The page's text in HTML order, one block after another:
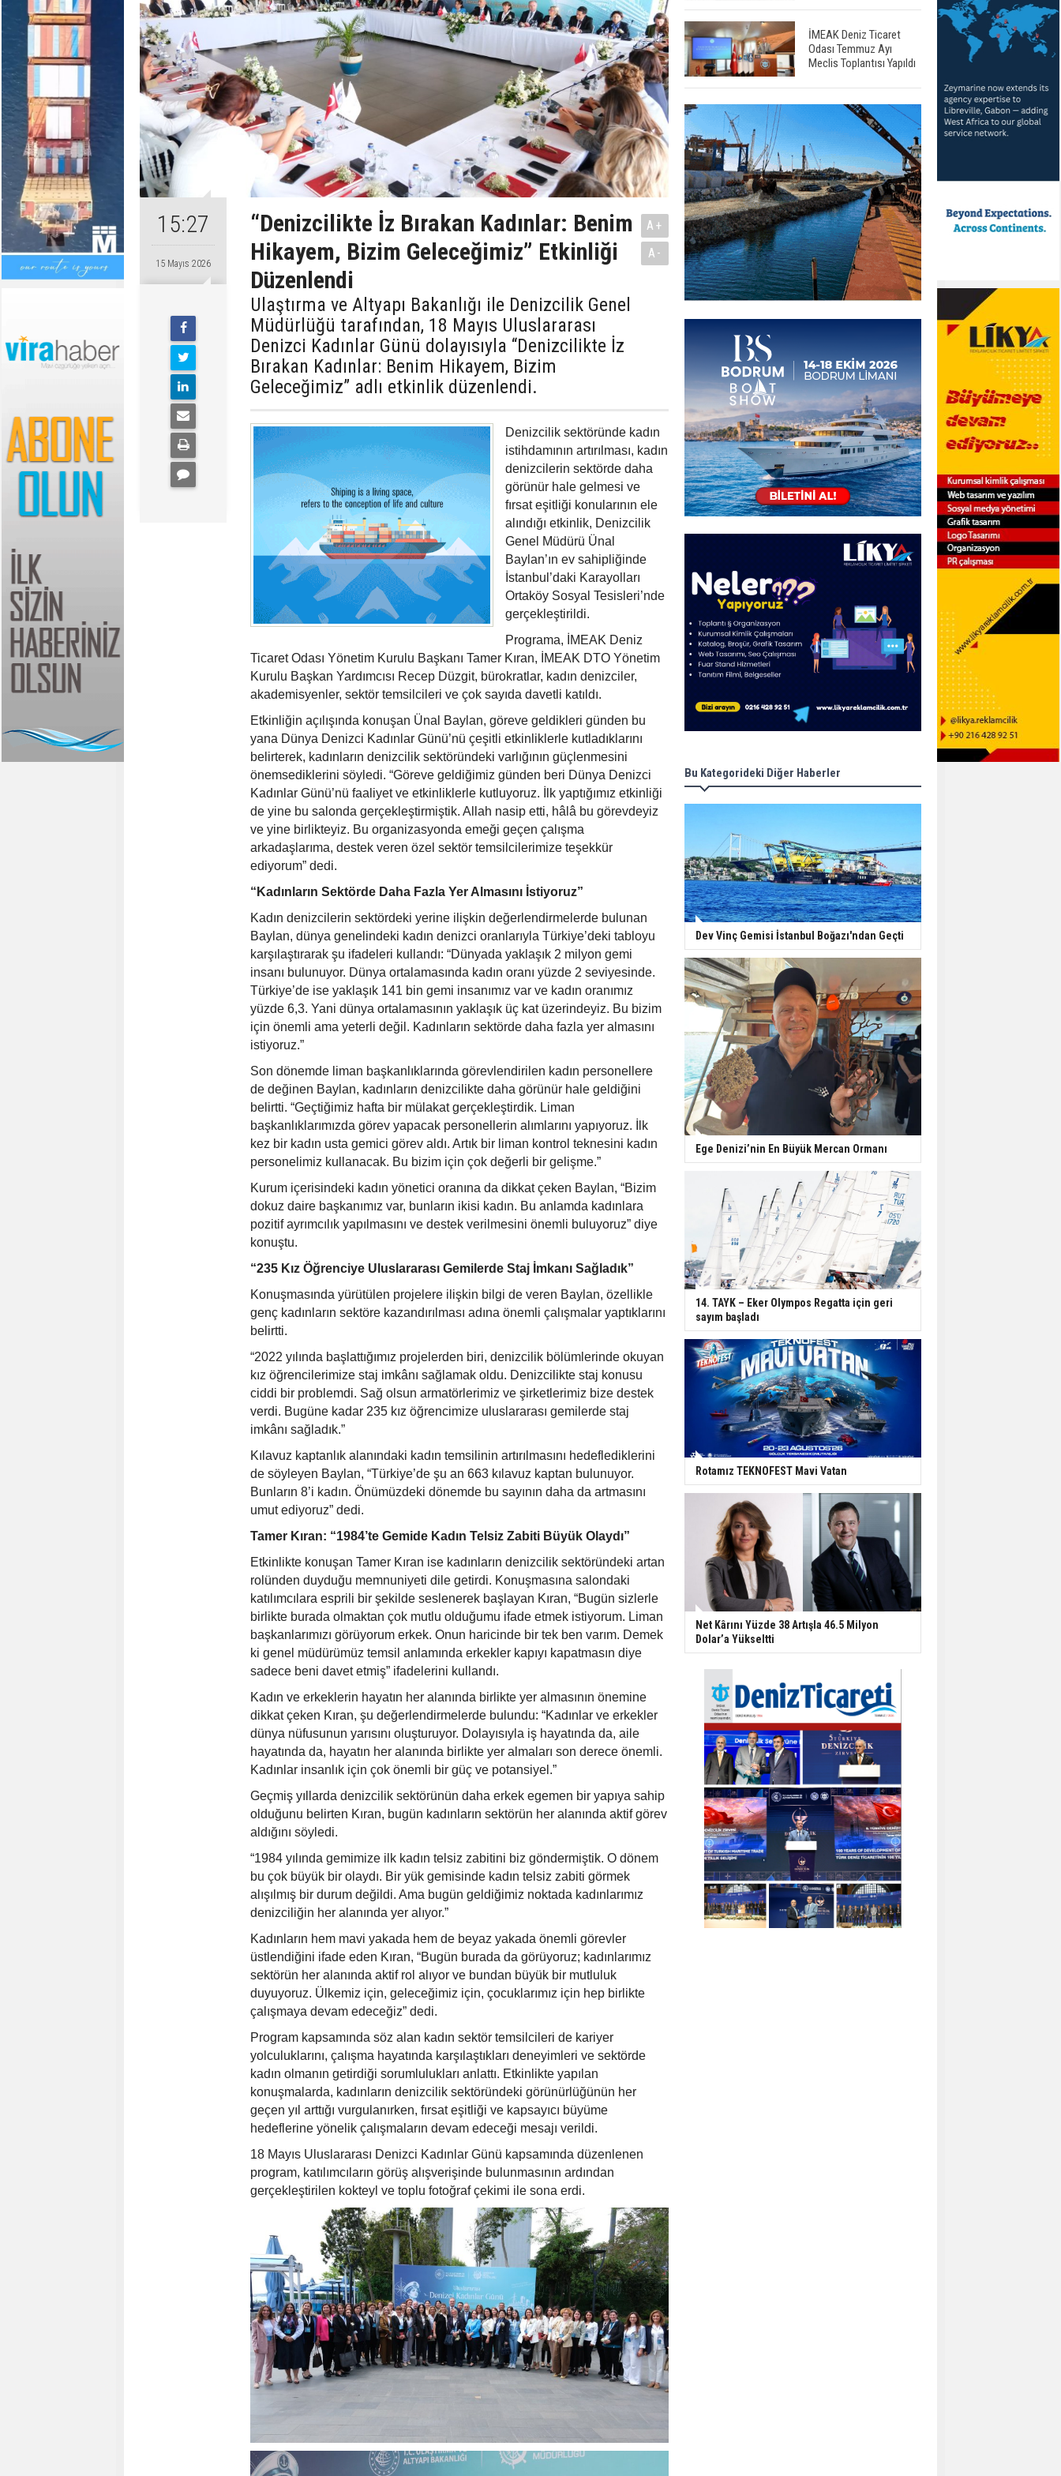
15:27
15 Mayıs 2026
“Denizcilikte İz Bırakan Kadınlar: Benim
Hikayem, Bizim Geleceğimiz” Etkinliği
Düzenlendi
Ulaştırma ve Altyapı Bakanlığı ile Denizcilik Genel
Müdürlüğü tarafından, 18 Mayıs Uluslararası
Denizci Kadınlar Günü dolayısıyla “Denizcilikte İz
Bırakan Kadınlar: Benim Hikayem, Bizim
Geleceğimiz” adlı etkinlik düzenlendi.
A+
A-
Denizcilik sektöründe kadın
istihdamının artırılması, kadın
denizcilerin sektörde daha
görünür hale gelmesi ve
fırsat eşitliği konularının ele
alındığı etkinlik, Denizcilik
Genel Müdürü Ünal
Baylan’ın ev sahipliğinde
İstanbul’daki Karayolları
Ortaköy Sosyal Tesisleri’nde
gerçekleştirildi.
Programa, İMEAK Deniz
Ticaret Odası Yönetim Kurulu Başkanı Tamer Kıran, İMEAK DTO Yönetim
Kurulu Başkan Yardımcısı Recep Düzgit, bürokratlar, kadın denizciler,
akademisyenler, sektör temsilcileri ve çok sayıda davetli katıldı.
Etkinliğin açılışında konuşan Ünal Baylan, göreve geldikleri günden bu
yana Dünya Denizci Kadınlar Günü’nü çeşitli etkinliklerle kutladıklarını
belirterek, kadınların denizcilik sektöründeki varlığının güçlenmesini
önemsediklerini söyledi. “Göreve geldiğimiz günden beri Dünya Denizci
Kadınlar Günü’nü faaliyet ve etkinliklerle kutluyoruz. İlk yaptığımız etkinliği
de yine bu salonda gerçekleştirmiştik. Allah nasip etti, hâlâ bu görevdeyiz
ve yine birlikteyiz. Bu organizasyonda emeği geçen çalışma
arkadaşlarıma, destek veren özel sektör temsilcilerimize teşekkür
ediyorum” dedi.
“Kadınların Sektörde Daha Fazla Yer Almasını İstiyoruz”
Kadın denizcilerin sektördeki yerine ilişkin değerlendirmelerde bulunan
Baylan, dünya genelindeki kadın denizci oranlarıyla Türkiye’deki tabloyu
karşılaştırarak şu ifadeleri kullandı: “Dünyada yaklaşık 2 milyon gemi
insanı bulunuyor. Dünya ortalamasında kadın oranı yüzde 2 seviyesinde.
Türkiye’de ise yaklaşık 141 bin gemi insanımız var ve kadın oranımız
yüzde 6,3. Yani dünya ortalamasının yaklaşık üç kat üzerindeyiz. Bu bizim
için önemli ama yeterli değil. Kadınların sektörde daha fazla yer almasını
istiyoruz.”
Son dönemde liman başkanlıklarında görevlendirilen kadın personellere
de değinen Baylan, kadınların denizcilikte daha görünür hale geldiğini
belirtti. “Geçtiğimiz hafta bir mülakat gerçekleştirdik. Liman
başkanlıklarımızda görev yapacak personellerin alımlarını yapıyoruz. İlk
kez bir kadın usta gemici görev aldı. Artık bir liman kontrol teknesini kadın
personelimiz kullanacak. Bu bizim için çok değerli bir gelişme.”
Kurum içerisindeki kadın yönetici oranına da dikkat çeken Baylan, “Bizim
dokuz daire başkanımız var, bunların ikisi kadın. Bu anlamda kadınlara
pozitif ayrımcılık yapılmasını ve destek verilmesini önemli buluyoruz” diye
konuştu.
“235 Kız Öğrenciye Uluslararası Gemilerde Staj İmkanı Sağladık”
Konuşmasında yürütülen projelere ilişkin bilgi de veren Baylan, özellikle
genç kadınların sektöre kazandırılması adına önemli çalışmalar yaptıklarını
belirtti.
“2022 yılında başlattığımız projelerden biri, denizcilik bölümlerinde okuyan
kız öğrencilerimize staj imkânı sağlamak oldu. Denizcilikte staj konusu
ciddi bir problemdi. Sağ olsun armatörlerimiz ve şirketlerimiz bize destek
verdi. Bugüne kadar 235 kız öğrencimize uluslararası gemilerde staj
imkânı sağladık.”
Kılavuz kaptanlık alanındaki kadın temsilinin artırılmasını hedeflediklerini
de söyleyen Baylan, “Türkiye’de şu an 663 kılavuz kaptan bulunuyor.
Bunların 8’i kadın. Önümüzdeki dönemde bu sayının daha da artmasını
umut ediyoruz” dedi.
Tamer Kıran: “1984’te Gemide Kadın Telsiz Zabiti Büyük Olaydı”
Etkinlikte konuşan Tamer Kıran ise kadınların denizcilik sektöründeki artan
rolünden duyduğu memnuniyeti dile getirdi. Konuşmasına salondaki
katılımcılara esprili bir şekilde seslenerek başlayan Kıran, “Bugün sizlerle
birlikte burada olmaktan çok mutlu olduğumu ifade etmek istiyorum. Liman
başkanlarımızı görüyorum erkek. Onun haricinde bir tek ben varım. Demek
ki genel müdürümüz temsil anlamında erkekler kapıyı kapatmasın diye
sadece beni davet etmiş” ifadelerini kullandı.
Kadın ve erkeklerin hayatın her alanında birlikte yer almasının önemine
dikkat çeken Kıran, şu değerlendirmelerde bulundu: “Kadınlar ve erkekler
dünya nüfusunun yarısını oluşturuyor. Dolayısıyla iş hayatında da, aile
hayatında da, hayatın her alanında birlikte yer almaları son derece önemli.
Kadınlar insanlık için çok önemli bir güç ve potansiyel.”
Geçmiş yıllarda denizcilik sektörünün daha erkek egemen bir yapıya sahip
olduğunu belirten Kıran, bugün kadınların sektörün her alanında aktif görev
aldığını söyledi.
“1984 yılında gemimize ilk kadın telsiz zabitini biz göndermiştik. O dönem
bu çok büyük bir olaydı. Bir yük gemisinde kadın telsiz zabiti görmek
alışılmış bir durum değildi. Ama bugün geldiğimiz noktada kadınlarımız
denizciliğin her alanında yer alıyor.”
Kadınların hem mavi yakada hem de beyaz yakada önemli görevler
üstlendiğini ifade eden Kıran, “Bugün burada da görüyoruz; kadınlarımız
sektörün her alanında aktif rol alıyor ve bundan büyük bir mutluluk
duyuyoruz. Ülkemiz için, geleceğimiz için, çocuklarımız için hep birlikte
çalışmaya devam edeceğiz” dedi.
Program kapsamında söz alan kadın sektör temsilcileri de kariyer
yolculuklarını, çalışma hayatında karşılaştıkları deneyimleri ve sektörde
kadın olmanın getirdiği sorumlulukları anlattı. Etkinlikte yapılan
konuşmalarda, kadınların denizcilik sektöründeki görünürlüğünün her
geçen yıl arttığı vurgulanırken, fırsat eşitliği ve kapsayıcı büyüme
hedeflerine yönelik çalışmaların devam edeceği mesajı verildi.
18 Mayıs Uluslararası Denizci Kadınlar Günü kapsamında düzenlenen
program, katılımcıların görüş alışverişinde bulunmasının ardından
gerçekleştirilen kokteyl ve toplu fotoğraf çekimi ile sona erdi.
İMEAK Deniz Ticaret
Odası Temmuz Ayı
Meclis Toplantısı Yapıldı
Bu Kategorideki Diğer Haberler
Dev Vinç Gemisi İstanbul Boğazı'ndan Geçti
Ege Denizi’nin En Büyük Mercan Ormanı
14. TAYK – Eker Olympos Regatta için geri
sayım başladı
Rotamız TEKNOFEST Mavi Vatan
Net Kârını Yüzde 38 Artışla 46.5 Milyon
Dolar’a Yükseltti